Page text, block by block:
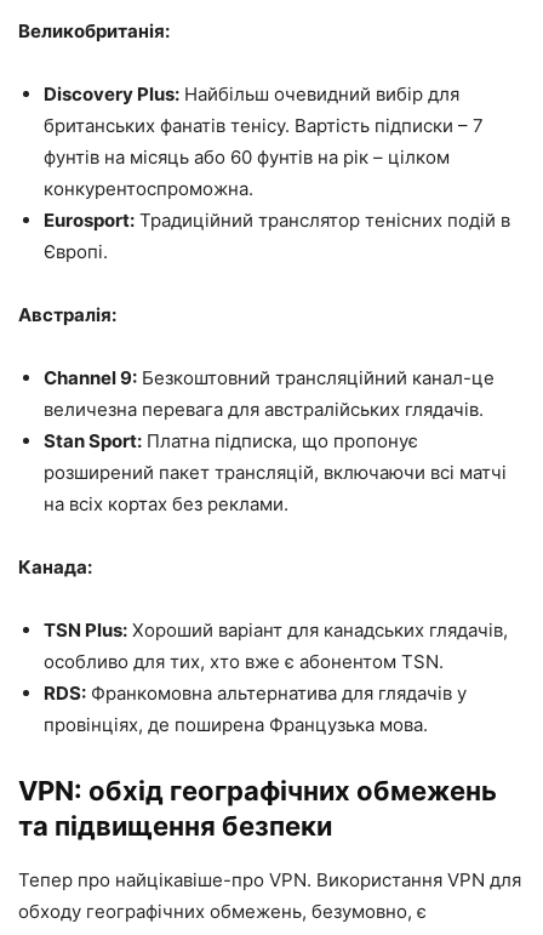
Великобританія:
Discovery Plus: Найбільш очевидний вибір для
британських фанатів тенісу. Вартість підписки – 7
фунтів на місяць або 60 фунтів на рік – цілком
конкурентоспроможна.
Eurosport: Традиційний транслятор тенісних подій в
Європі.
Австралія:
Channel 9: Безкоштовний трансляційний канал-це
величезна перевага для австралійських глядачів.
Stan Sport: Платна підписка, що пропонує
розширений пакет трансляцій, включаючи всі матчі
на всіх кортах без реклами.
Канада:
TSN Plus: Хороший варіант для канадських глядачів,
особливо для тих, хто вже є абонентом TSN.
RDS: Франкомовна альтернатива для глядачів у
провінціях, де поширена Французька мова.
VPN: обхід географічних обмежень
та підвищення безпеки
Тепер про найцікавіше-про VPN. Використання VPN для
обходу географічних обмежень, безумовно, є